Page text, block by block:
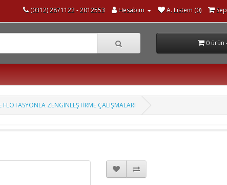
(0312) 2871122 - 2012553 Hesabım A. Listem (0)
0 ürün
ZENGİNLEŞTİRME ÇALIŞMALARI